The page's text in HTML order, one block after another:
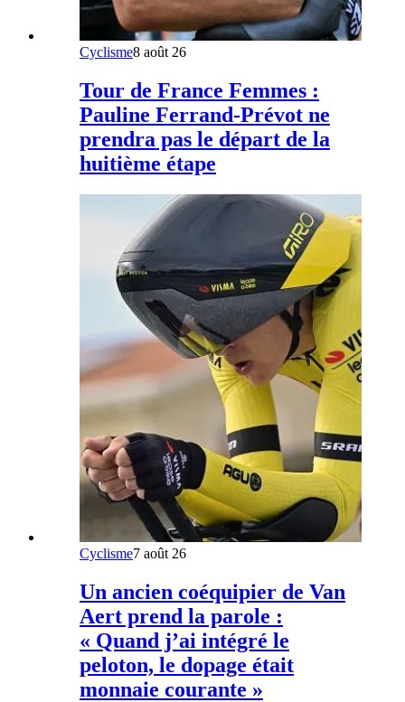
Cyclisme8 août 26
Tour de France Femmes :
Pauline Ferrand-Prévot ne
prendra pas le départ de la
huitième étape
Cyclisme7 août 26
Un ancien coéquipier de Van
Aert prend la parole :
« Quand j’ai intégré le
peloton, le dopage était
monnaie courante »